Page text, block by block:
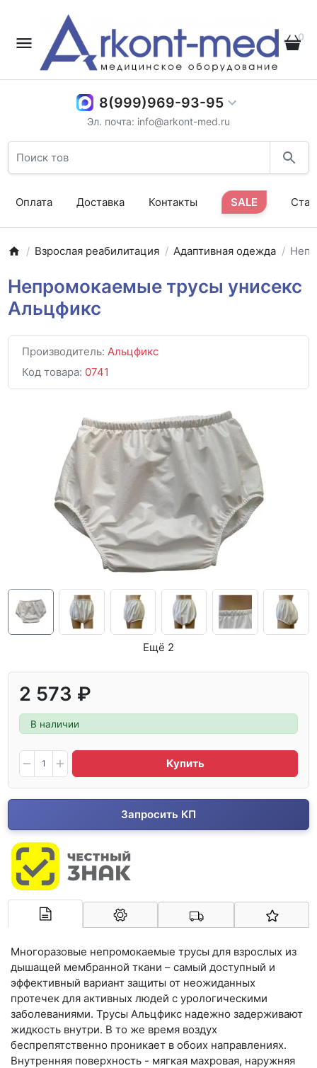
0
8(999)969-93-95
Эл. почта: info@arkont-med.ru
Оплата Доставка Контакты SALE
Взрослая реабилитация Адаптивная одежда
Непромокаемые трусы унисекс
Альцфикс
Производитель: Альцфикс
Код товара: 0741
Ещё 2
2 573 ₽
В наличии
Купить
Запросить КП
Многоразовые непромокаемые трусы для взрослых из
дышащей мембранной ткани – самый доступный и
эффективный вариант защиты от неожиданных
протечек для активных людей с урологическими
заболеваниями. Трусы Альцфикс надежно задерживают
жидкость внутри. В то же время воздух
беспрепятственно проникает в обоих направлениях.
Внутренняя поверхность - мягкая махровая, наружняя